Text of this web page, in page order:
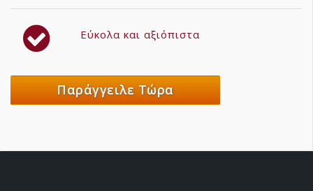
Εύκολα και αξιόπιστα
Παράγγειλε Τώρα